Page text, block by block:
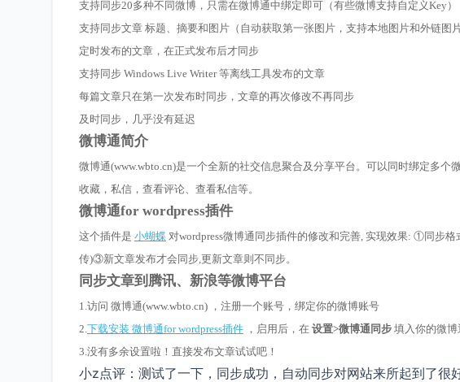
支持同步20多种不同微博，只需在微博通中绑定即可（有些微博支持自定义Key）
支持同步文章 标题、摘要和图片（自动获取第一张图片，支持本地图片和外链图片
定时发布的文章，在正式发布后才同步
支持同步 Windows Live Writer 等离线工具发布的文章
每篇文章只在第一次发布时同步，文章的再次修改不再同步
及时同步，几乎没有延迟
微博通简介
微博通(www.wbto.cn)是一个全新的社交信息聚合及分享平台。可以同时绑定多个
收藏，私信，查看评论、查看私信等。
微博通for wordpress插件
这个插件是 小蝴蝶 对wordpress微博通同步插件的修改和完善, 实现效果: ①同步
传)③新文章发布才会同步,更新文章则不同步。
同步文章到腾讯、新浪等微博平台
1.访问 微博通(www.wbto.cn) ，注册一个账号，绑定你的微博账号
2. 下载安装 微博通for wordpress插件 ，启用后，在 设置>微博通同步 填入你的微博
3.没有多余设置啦！直接发布文章试试吧！
小z点评：测试了一下，同步成功，自动同步对网站来所起到了很